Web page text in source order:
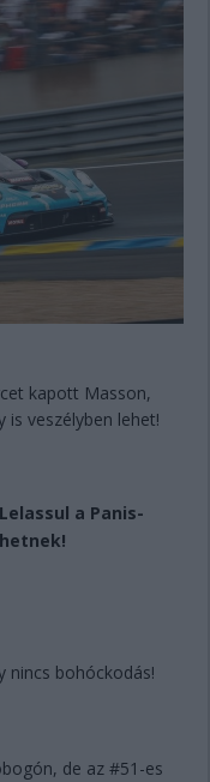
kapott Masson,
is veszélyben lehet!
a Panis-
nincs bohóckodás!
de az #51-es